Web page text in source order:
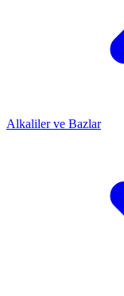
Alkaliler ve Bazlar